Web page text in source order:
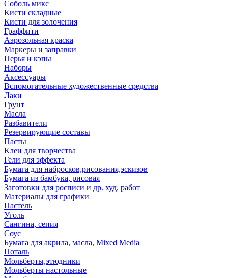
Соболь микс
Кисти складные
Кисти для золочения
Граффити
Аэрозольная краска
Маркеры и заправки
Перья и кэпы
Наборы
Аксессуары
Вспомогательные художественные средства
Лаки
Грунт
Масла
Разбавители
Резервирующие составы
Пасты
Клеи для творчества
Гели для эффекта
Бумага для набросков,рисования,эскизов
Бумага из бамбука, рисовая
Заготовки для росписи и др. худ. работ
Материалы для графики
Пастель
Уголь
Сангина, сепия
Соус
Бумага для акрила, масла, Mixed Media
Поталь
Мольберты,этюдники
Мольберты настольные